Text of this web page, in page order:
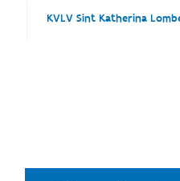
KVLV Sint Katherina